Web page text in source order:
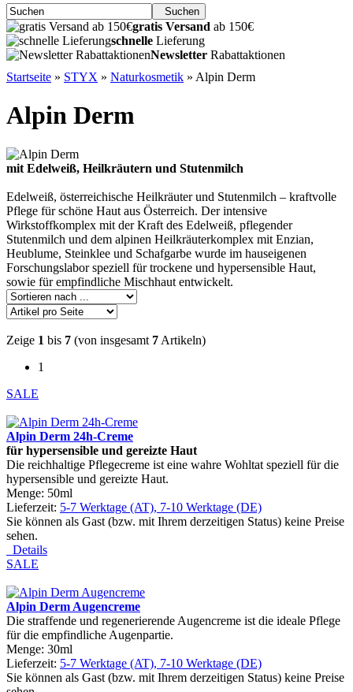
Suchen
gratis Versand ab 150€
schnelle Lieferung
Newsletter Rabattaktionen
Startseite » STYX » Naturkosmetik » Alpin Derm
Alpin Derm
mit Edelweiß, Heilkräutern und Stutenmilch
Edelweiß, österreichische Heilkräuter und Stutenmilch – kraftvolle
Pflege für schöne Haut aus Österreich. Der intensive
Wirkstoffkomplex mit der Kraft des Edelweiß, pflegender
Stutenmilch und dem alpinen Heilkräuterkomplex mit Enzian,
Heublume, Steinklee und Schafgarbe wurde im hauseigenen
Forschungslabor speziell für trockene und hypersensible Haut,
sowie für empfindliche Mischhaut entwickelt.
Zeige 1 bis 7 (von insgesamt 7 Artikeln)
1
SALE
Alpin Derm 24h-Creme
für hypersensible und gereizte Haut
Die reichhaltige Pflegecreme ist eine wahre Wohltat speziell für die
hypersensible und gereizte Haut.
Menge: 50ml
Lieferzeit: 5-7 Werktage (AT), 7-10 Werktage (DE)
Sie können als Gast (bzw. mit Ihrem derzeitigen Status) keine Preise
sehen.
Details
SALE
Alpin Derm Augencreme
Die straffende und regenerierende Augencreme ist die ideale Pflege
für die empfindliche Augenpartie.
Menge: 30ml
Lieferzeit: 5-7 Werktage (AT), 7-10 Werktage (DE)
Sie können als Gast (bzw. mit Ihrem derzeitigen Status) keine Preise